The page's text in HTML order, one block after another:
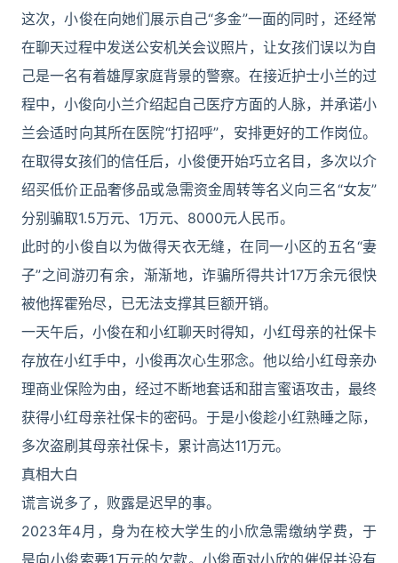
这次，小俊在向她们展示自己“多金”一面的同时，还经常
在聊天过程中发送公安机关会议照片，让女孩们误以为自
己是一名有着雄厚家庭背景的警察。在接近护士小兰的过
程中，小俊向小兰介绍起自己医疗方面的人脉，并承诺小
兰会适时向其所在医院“打招呼”，安排更好的工作岗位。
在取得女孩们的信任后，小俊便开始巧立名目，多次以介
绍买低价正品奢侈品或急需资金周转等名义向三名“女友”
分别骗取1.5万元、1万元、8000元人民币。
此时的小俊自以为做得天衣无缝，在同一小区的五名“妻
子”之间游刃有余，渐渐地，诈骗所得共计17万余元很快
被他挥霍殆尽，已无法支撑其巨额开销。
一天午后，小俊在和小红聊天时得知，小红母亲的社保卡
存放在小红手中，小俊再次心生邪念。他以给小红母亲办
理商业保险为由，经过不断地套话和甜言蜜语攻击，最终
获得小红母亲社保卡的密码。于是小俊趁小红熟睡之际，
多次盗刷其母亲社保卡，累计高达11万元。
真相大白
谎言说多了，败露是迟早的事。
2023年4月，身为在校大学生的小欣急需缴纳学费，于
是向小俊索要1万元的欠款。小俊面对小欣的催促并没有